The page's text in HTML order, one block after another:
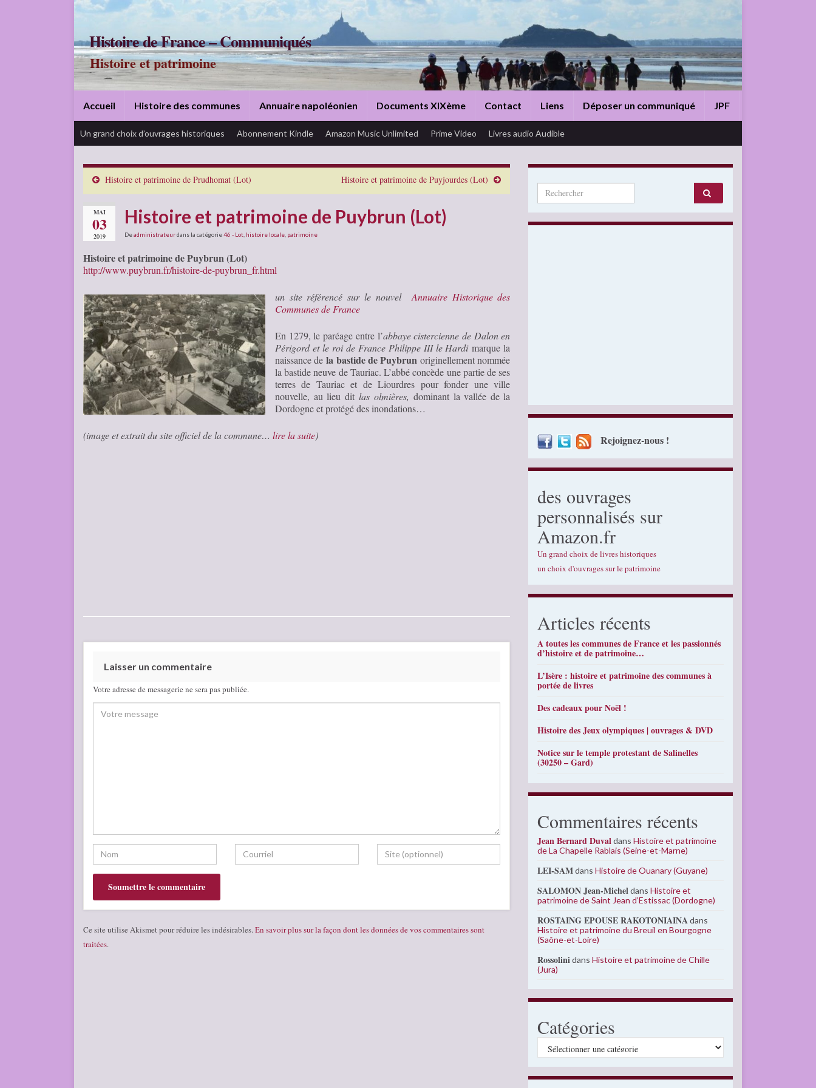
Histoire de France – Communiqués
Histoire et patrimoine
Accueil Histoire des communes Annuaire napoléonien Documents XIXème Contact Liens Déposer un communiqué JPF
Un grand choix d’ouvrages historiques Abonnement Kindle Amazon Music Unlimited Prime Video Livres audio Audible
Histoire et patrimoine de Prudhomat (Lot) Histoire et patrimoine de Puyjourdes (Lot)
MAI
03
2019
Histoire et patrimoine de Puybrun (Lot)
Deadministrateurdans la catégorie46 - Lot histoire locale patrimoine
Histoire et patrimoine de Puybrun (Lot)
http://www.puybrun.fr/histoire-de-puybrun_fr.html
un site référencé sur le nouvel Annuaire Historique des
Communes de France
En 1279, le paréage entre l’abbaye cistercienne de Dalon en
Périgord et le roi de France Philippe III le Hardimarque la
naissance dela bastide de Puybrun originellement nommée
la bastide neuve de Tauriac. L’abbé concède une partie de ses
terres de Tauriac et de Liourdres pour fonder une ville
nouvelle, au lieu ditlas olmières,dominant la vallée de la
Dordogne et protégé des inondations…
(image et extrait du site officiel de la commune… lire la suite)
Laisser un commentaire
Votre adresse de messagerie ne sera pas publiée.
Ce site utilise Akismet pour réduire les indésirables. En savoir plus sur la façon dont les données de vos commentaires sont
traitées.
Search for:
Rejoignez-nous !
des ouvrages
personnalisés sur
Amazon.fr
Un grand choix de livres historiques
un choix d'ouvrages sur le patrimoine
Articles récents
A toutes les communes de France et les passionnés
d’histoire et de patrimoine…
L’Isère : histoire et patrimoine des communes à
portée de livres
Des cadeaux pour Noël !
Histoire des Jeux olympiques | ouvrages & DVD
Notice sur le temple protestant de Salinelles
(30250 – Gard)
Commentaires récents
Jean Bernard DuvaldansHistoire et patrimoine
de La Chapelle Rablais (Seine-et-Marne)
LEI-SAMdansHistoire de Ouanary (Guyane)
SALOMON Jean-MicheldansHistoire et
patrimoine de Saint Jean d’Estissac (Dordogne)
ROSTAING EPOUSE RAKOTONIAINAdans
Histoire et patrimoine du Breuil en Bourgogne
(Saône-et-Loire)
RossolinidansHistoire et patrimoine de Chille
(Jura)
Catégories
Catégories